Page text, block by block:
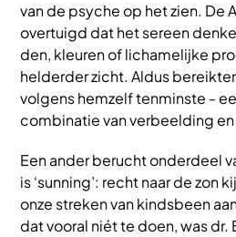
van de psyche op het zien. De
overtuigd dat het sereen
den, kleuren of lichamelijke
helderder zicht. Aldus
volgens hemzelf tenminste -
combinatie van verbeelding
Een ander berucht onderdeel
is ‘sunning’: recht naar de zon
onze streken van kindsbeen
dat vooral niét te doen, was dr.